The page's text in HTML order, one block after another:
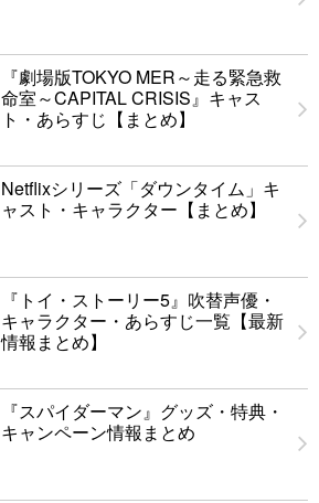
『劇場版TOKYO MER～走る緊急救
命室～CAPITAL CRISIS』キャス
ト・あらすじ【まとめ】
Netflixシリーズ「ダウンタイム」キ
ャスト・キャラクター【まとめ】
『トイ・ストーリー5』吹替声優・
キャラクター・あらすじ一覧【最新
情報まとめ】
『スパイダーマン』グッズ・特典・
キャンペーン情報まとめ